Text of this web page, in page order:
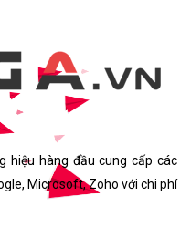
hiệu hàng đầu cung cấp các
Microsoft, Zoho với chi phí